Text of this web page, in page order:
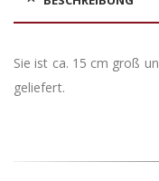
Sie ist ca. 15 cm groß
geliefert.